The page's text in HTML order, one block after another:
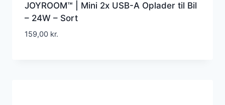
JOYROOM™ | Mini 2x USB-A Oplader til Bil
– 24W – Sort
159,00 kr.